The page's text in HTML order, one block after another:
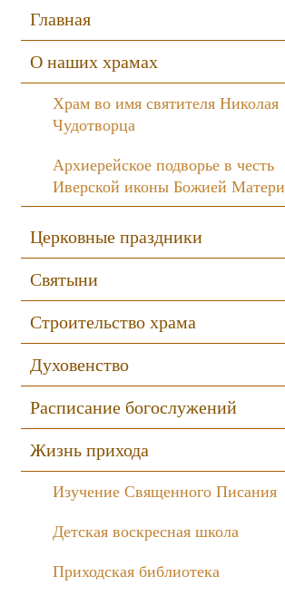
Sidebar
Главная
О наших храмах
Храм во имя святителя Николая
Чудотворца
Архиерейское подворье в честь
Иверской иконы Божией Матери
Церковные праздники
Святыни
Строительство храма
Духовенство
Расписание богослужений
Жизнь прихода
Изучение Священного Писания
Детская воскресная школа
Приходская библиотека